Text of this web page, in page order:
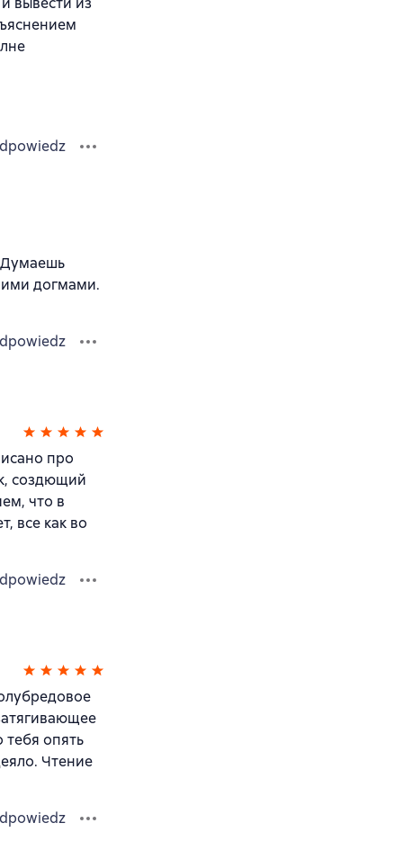
Думаешь
догмами.
про
создющий
что в
все как во
опять
Чтение